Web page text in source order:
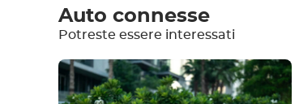
Attrezzatura
Auto connesse
Potreste essere interessati